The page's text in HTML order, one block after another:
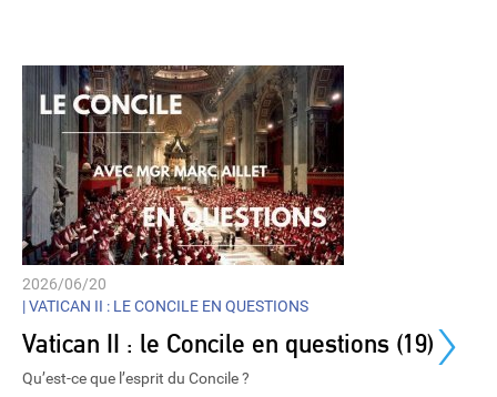
›
2026/06/20
|VATICAN II : LE CONCILE EN QUESTIONS
Vatican II : le Concile en questions (19)
Qu’est-ce que l’esprit du Concile ?